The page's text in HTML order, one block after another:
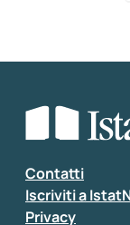
Contatti
Iscriviti a
Privacy